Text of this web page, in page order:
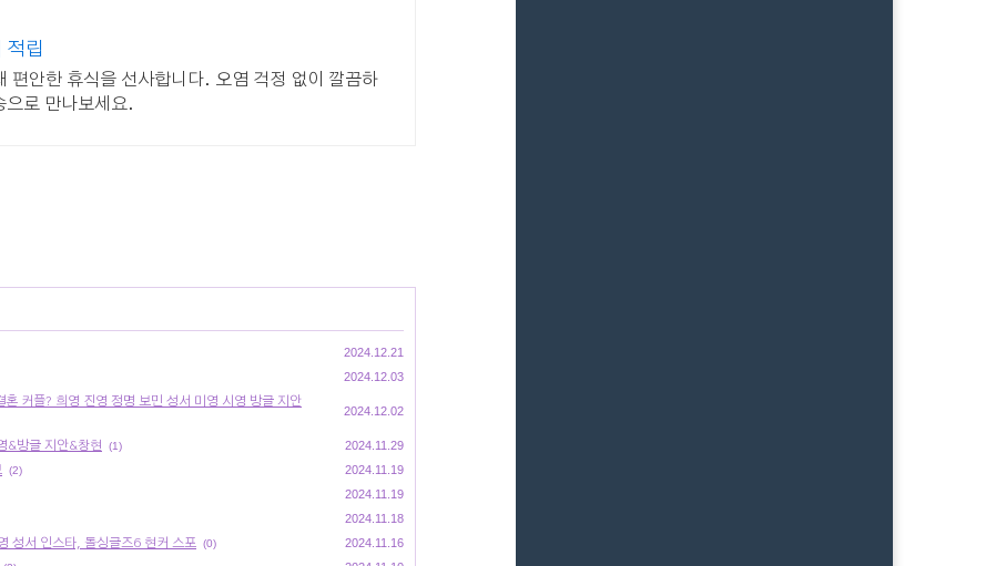
적립
편안한 휴식을 선사합니다. 오염 걱정 없이 깔끔하
으로 만나보세요.
2024.12.21
2024.12.03
커플? 희영 진영 정명 보민 성서 미영 시영 방글 지안
2024.12.02
&방글 지안&창현 (1)
2024.11.29
(2)
2024.11.19
2024.11.19
2024.11.18
성서 인스타, 돌싱글즈6 현커 스포
(0)
2024.11.16